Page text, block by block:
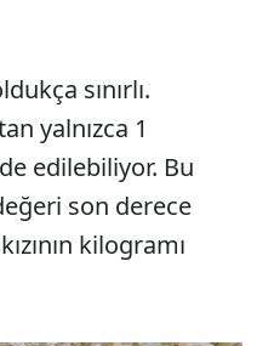
sınırlı.
yalnızca 1
edilebiliyor. Bu
son derece
kilogramı